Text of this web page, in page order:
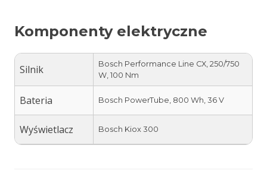
Komponenty elektryczne
Silnik
Bosch Performance Line CX, 250/750
W, 100 Nm
Bateria Bosch PowerTube, 800 Wh, 36 V
Wyświetlacz Bosch Kiox 300